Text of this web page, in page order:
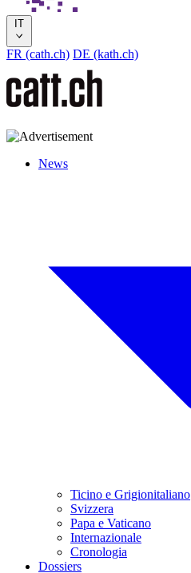
IT
FR (cath.ch) DE (kath.ch)
News
Ticino e Grigionitaliano
Svizzera
Papa e Vaticano
Internazionale
Cronologia
Dossiers